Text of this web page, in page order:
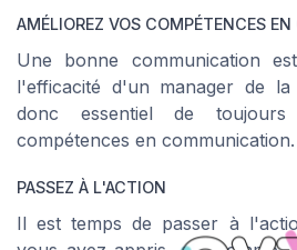
AMÉLIOREZ VOS COMPÉTENCES
Une bonne communication
l'efficacité d'un manager de
donc essentiel de
compétences en communication.
PASSEZ À L'ACTION
Il est temps de passer à